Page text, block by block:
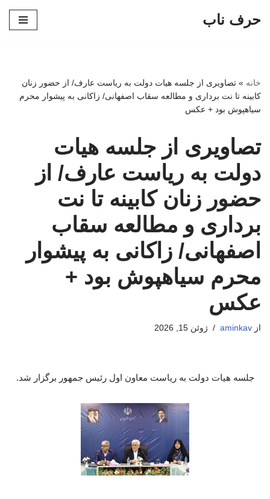
حرف ناب
خانه » تصاویری از جلسه هیات دولت به ریاست عارف/ از حضور زنان
کابینه تا نت برداری و مطالعه سقاب اصفهانی/ زاکانی به پیشوار محرم
سیاهپوش بود + عکس
تصاویری از جلسه هیات
دولت به ریاست عارف/ از
حضور زنان کابینه تا نت
برداری و مطالعه سقاب
اصفهانی/ زاکانی به پیشوار
محرم سیاهپوش بود +
عکس
از aminkav ژوئن 15, 2026
جلسه هیات دولت به ریاست معاون اول رئیس جمهور برگزار شد.